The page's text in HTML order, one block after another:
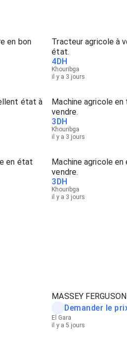
en bon
Tracteur agricole à
état.
4DH
Khouribga
il y a 3 jours
état à
Machine agricole
vendre.
3DH
Khouribga
il y a 3 jours
en état
Machine agricole
vendre.
3DH
Khouribga
il y a 3 jours
MASSEY
Demander le
El Gara
il y a 5 jours